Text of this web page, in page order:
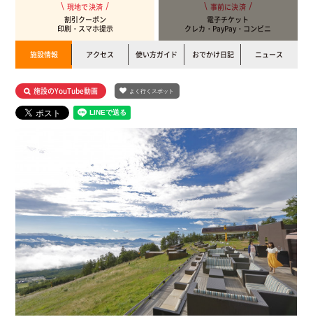
現地で決済
割引クーポン
印刷・スマホ提示
事前に決済
電子チケット
クレカ・PayPay・コンビニ
施設情報 アクセス 使い方ガイド おでかけ日記 ニュース
施設のYouTube動画 よく行くスポット